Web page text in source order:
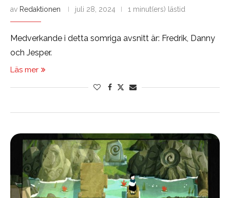
av Redaktionen juli 28, 2024 1 minut(ers) lästid
Medverkande i detta somriga avsnitt är: Fredrik, Danny
och Jesper.
Läs mer